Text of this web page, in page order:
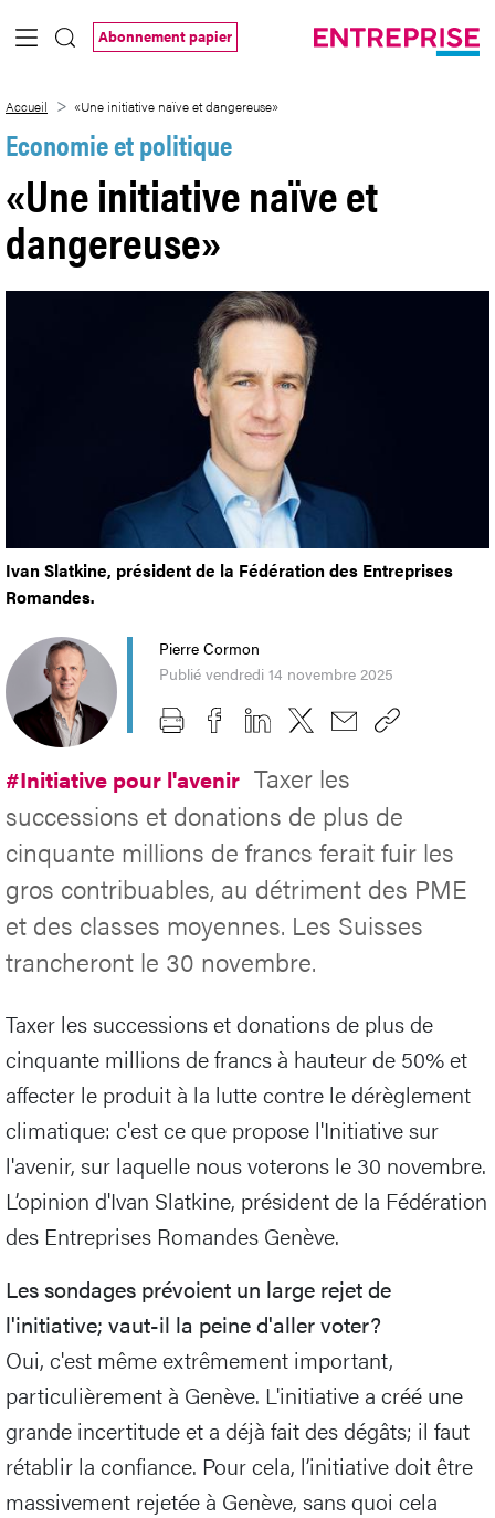
Saut au contenu principal
Abonnement papier
Accueil «Une initiative naïve et dangereuse»
Economie et politique
«Une initiative naïve et
dangereuse»
Ivan Slatkine, président de la Fédération des Entreprises
Romandes.
Pierre Cormon
Publié vendredi 14 novembre 2025
#Initiative pour l'avenir Taxer les
successions et donations de plus de
cinquante millions de francs ferait fuir les
gros contribuables, au détriment des PME
et des classes moyennes. Les Suisses
trancheront le 30 novembre.
Taxer les successions et donations de plus de
cinquante millions de francs à hauteur de 50% et
affecter le produit à la lutte contre le dérèglement
climatique: c'est ce que propose l'Initiative sur
l'avenir, sur laquelle nous voterons le 30 novembre.
L’opinion d'Ivan Slatkine, président de la Fédération
des Entreprises Romandes Genève.
Les sondages prévoient un large rejet de
l'initiative; vaut-il la peine d'aller voter?
Oui, c'est même extrêmement important,
particulièrement à Genève. L'initiative a créé une
grande incertitude et a déjà fait des dégâts; il faut
rétablir la confiance. Pour cela, l’initiative doit être
massivement rejetée à Genève, sans quoi cela